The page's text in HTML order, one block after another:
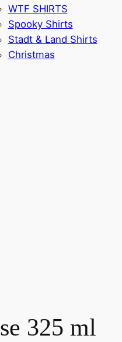
WTF SHIRTS
Spooky Shirts
Stadt & Land Shirts
Christmas
325 ml